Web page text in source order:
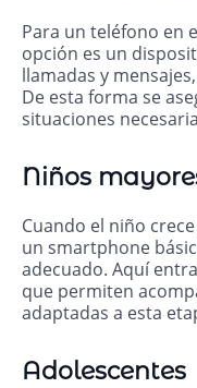
Para un teléfono en
opción es un
llamadas y
De esta forma se
situaciones
Niños
Cuando el niño
un smartphone
adecuado. Aquí
que permiten
adaptadas a esta
Adolescentes